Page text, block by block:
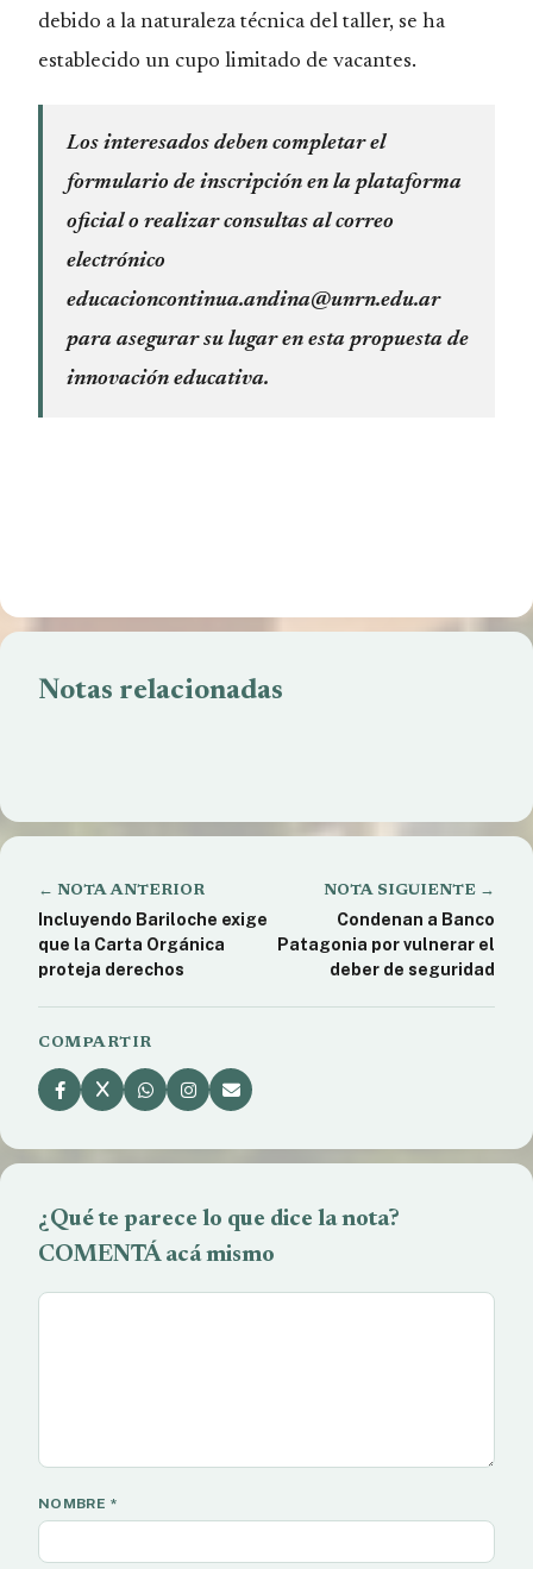
debido a la naturaleza técnica del taller, se ha
establecido un cupo limitado de vacantes.
Los interesados deben completar el
formulario de inscripción en la plataforma
oficial o realizar consultas al correo
electrónico
educacioncontinua.andina@unrn.edu.ar
para asegurar su lugar en esta propuesta de
innovación educativa.
Notas relacionadas
La Sede Andina fortalece la formación artística
← NOTA ANTERIOR
Incluyendo Bariloche exige
que la Carta Orgánica
proteja derechos
NOTA SIGUIENTE →
Condenan a Banco
Patagonia por vulnerar el
deber de seguridad
COMPARTIR
¿Qué te parece lo que dice la nota?
COMENTÁ acá mismo
NOMBRE *